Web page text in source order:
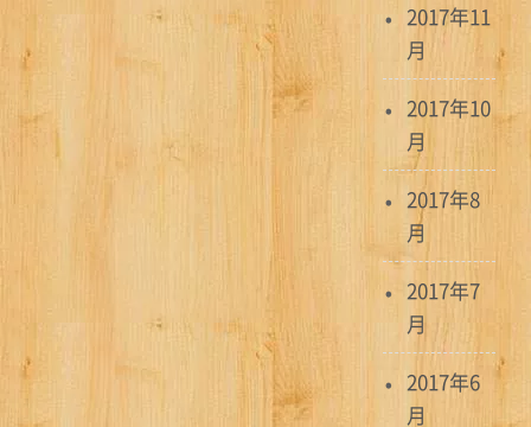
2017年11
月
2017年10
月
2017年8
月
2017年7
月
2017年6
月